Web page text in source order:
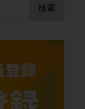
検索